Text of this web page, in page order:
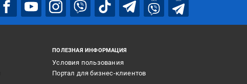
ПОЛЕЗНАЯ ИНФОРМАЦИЯ
Условия пользования
Портал для бизнес-клиентов